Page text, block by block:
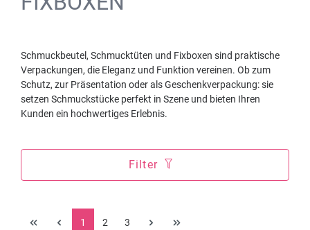
Schmuckbeutel, Schmucktüten und Fixboxen sind praktische
Verpackungen, die Eleganz und Funktion vereinen. Ob zum
Schutz, zur Präsentation oder als Geschenkverpackung: sie
setzen Schmuckstücke perfekt in Szene und bieten Ihren
Kunden ein hochwertiges Erlebnis.
Filter
1 2 3